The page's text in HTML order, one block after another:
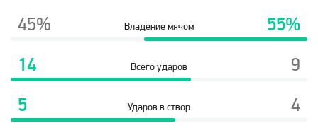
45% Владение мячом
55%
14
Всего ударов
9
5
Ударов в створ
4